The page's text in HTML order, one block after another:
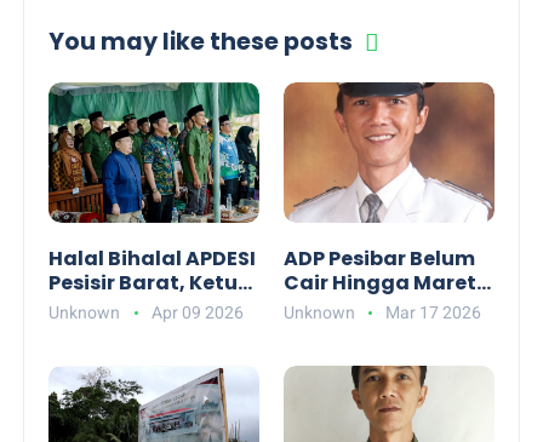
You may like these posts
Halal Bihalal APDESI
Pesisir Barat, Ketua
: Ajang Silaturahmi
jadi Wadah Sinergi
Maksimal
Unknown Apr 09 2026
ADP Pesibar Belum
Cair Hingga Maret
2026, Apdesi
Prioritas
Unknown Mar 17 2026